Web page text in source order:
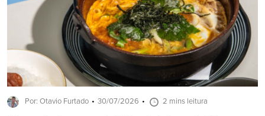
Por: Otavio Furtado 30/07/2026 2 mins leitura